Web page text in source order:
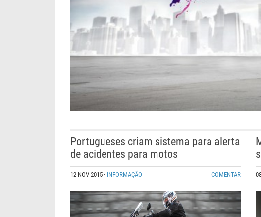
Portugueses criam sistema para alerta
de acidentes para motos
12 NOV 2015 · INFORMAÇÃO COMENTAR